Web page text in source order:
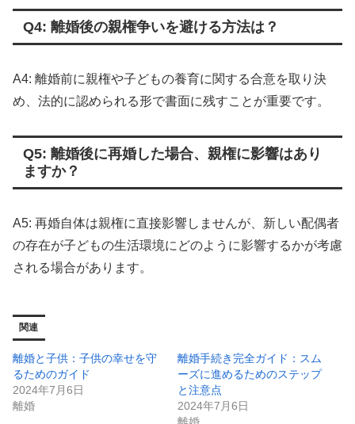
Q4: 離婚後の親権争いを避ける方法は？
A4: 離婚前に親権や子どもの養育に関する合意を取り決
め、法的に認められる形で書面に残すことが重要です。
Q5: 離婚後に再婚した場合、親権に影響はあり
ますか？
A5: 再婚自体は親権に直接影響しませんが、新しい配偶者
の存在が子どもの生活環境にどのように影響するかが考慮
される場合があります。
関連
離婚と子供：子供の幸せを守
るためのガイド
2024年7月6日
離婚
離婚手続き完全ガイド：スム
ーズに進めるためのステップ
と注意点
2024年7月6日